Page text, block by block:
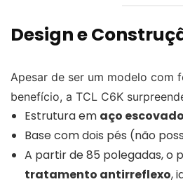
Design e
Apesar de ser um modelo com
benefício, a TCL C6K
Estrutura em aço escovado
Base com dois pés (não
A partir de 85 polegadas, o
tratamento antirreflexo,